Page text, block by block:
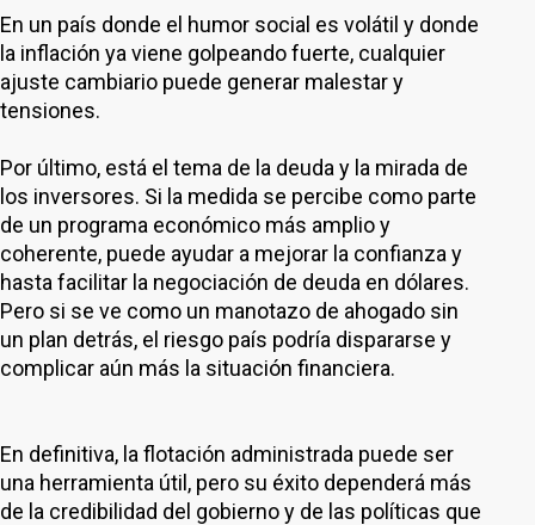
En un país donde el humor social es volátil y donde
la inflación ya viene golpeando fuerte, cualquier
ajuste cambiario puede generar malestar y
tensiones.
Por último, está el tema de la deuda y la mirada de
los inversores. Si la medida se percibe como parte
de un programa económico más amplio y
coherente, puede ayudar a mejorar la confianza y
hasta facilitar la negociación de deuda en dólares.
Pero si se ve como un manotazo de ahogado sin
un plan detrás, el riesgo país podría dispararse y
complicar aún más la situación financiera.
En definitiva, la flotación administrada puede ser
una herramienta útil, pero su éxito dependerá más
de la credibilidad del gobierno y de las políticas que